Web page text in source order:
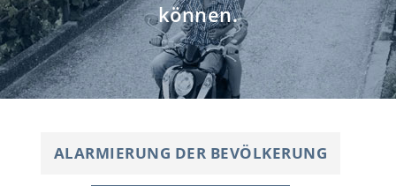
können.
ALARMIERUNG DER BEVÖLKERUNG